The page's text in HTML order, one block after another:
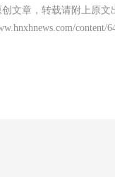
创文章，转载请附上原文
content/